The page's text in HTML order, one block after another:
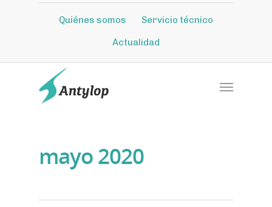
Quiénes somos Servicio técnico
Actualidad
mayo 2020